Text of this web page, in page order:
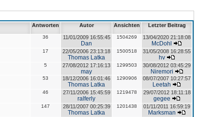
Antworten Autor Ansichten Letzter Beitrag
36 11/01/2009 16:55:45
Dan
1504269 13/04/2020 21:18:08
McDohl
17 22/05/2006 23:13:18
Thomas Latka
1500518 31/05/2008 16:28:55
hv
5 27/08/2012 17:16:13
may
1299503 30/08/2012 03:45:29
Niremori
53 18/12/2006 16:01:46
Thomas Latka
1290906 08/07/2007 10:27:57
Leetah
46 27/11/2006 15:45:59
ralferly
1219478 29/07/2012 18:11:18
gegee
147 28/11/2007 00:25:39
Thomas Latka
1201438 01/11/2011 16:59:19
Marksman